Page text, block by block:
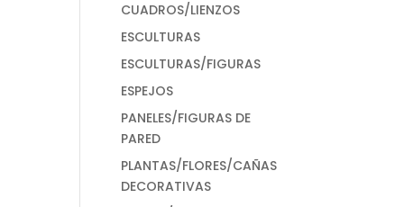
CUADROS/LIENZOS
ESCULTURAS
ESCULTURAS/FIGURAS
ESPEJOS
PANELES/FIGURAS DE
PARED
PLANTAS/FLORES/CAÑAS
DECORATIVAS